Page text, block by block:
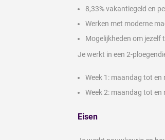
8,33% vakantiegeld en
Werken met moderne
Mogelijkheden om jezelf
Je werkt in een 2-
Week 1: maandag tot
Week 2: maandag tot
Eisen